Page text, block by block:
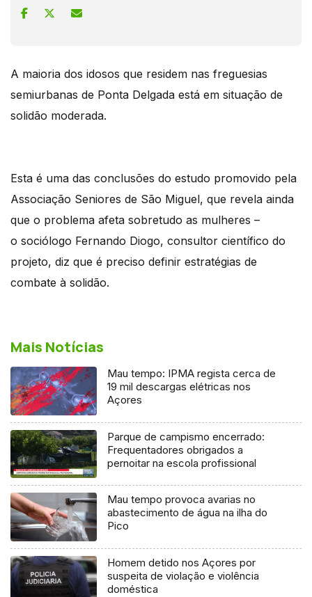
A maioria dos idosos que residem nas freguesias
semiurbanas de Ponta Delgada está em situação de
solidão moderada.
Esta é uma das conclusões do estudo promovido pela
Associação Seniores de São Miguel, que revela ainda
que o problema afeta sobretudo as mulheres –
o sociólogo Fernando Diogo, consultor científico do
projeto, diz que é preciso definir estratégias de
combate à solidão.
Mais Notícias
Mau tempo: IPMA regista cerca de
19 mil descargas elétricas nos
Açores
Parque de campismo encerrado:
Frequentadores obrigados a
pernoitar na escola profissional
Mau tempo provoca avarias no
abastecimento de água na ilha do
Pico
Homem detido nos Açores por
suspeita de violação e violência
doméstica